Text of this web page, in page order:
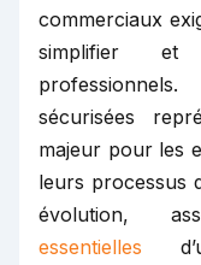
commerciaux
simplifier et
sécurisées
majeur pour les
leurs processus
évolution,
essentielles